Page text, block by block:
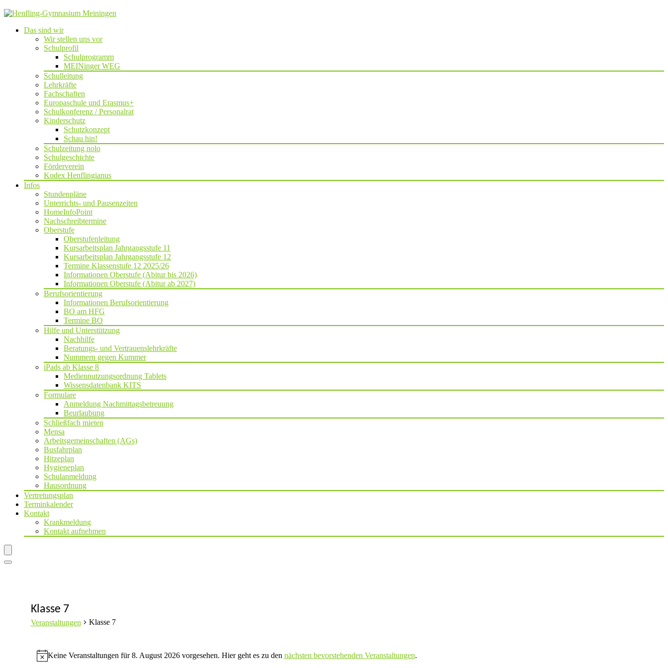
Das sind wir
Wir stellen uns vor
Schulprofil
Schulprogramm
MEINinger WEG
Schulleitung
Lehrkräfte
Fachschaften
Europaschule und Erasmus+
Schulkonferenz / Personalrat
Kinderschutz
Schutzkonzept
Schau hin!
Schulzeitung nolo
Schulgeschichte
Förderverein
Kodex Henflingianus
Infos
Stundenpläne
Unterrichts- und Pausenzeiten
HomeInfoPoint
Nachschreibtermine
Oberstufe
Oberstufenleitung
Kursarbeitsplan Jahrgangsstufe 11
Kursarbeitsplan Jahrgangsstufe 12
Termine Klassenstufe 12 2025/26
Informationen Oberstufe (Abitur bis 2026)
Informationen Oberstufe (Abitur ab 2027)
Berufsorientierung
Informationen Berufsorientierung
BO am HFG
Termine BO
Hilfe und Unterstützung
Nachhilfe
Beratungs- und Vertrauenslehrkräfte
Nummern gegen Kummer
iPads ab Klasse 8
Mediennutzungsordnung Tablets
Wissensdatenbank KITS
Formulare
Anmeldung Nachmittagsbetreuung
Beurlaubung
Schließfach mieten
Mensa
Arbeitsgemeinschaften (AGs)
Busfahrplan
Hitzeplan
Hygieneplan
Schulanmeldung
Hausordnung
Vertretungsplan
Terminkalender
Kontakt
Krankmeldung
Kontakt aufnehmen
Klasse 7
Veranstaltungen Klasse 7
Veranstaltungen
für
Hinweis
Keine Veranstaltungen für 8. August 2026 vorgesehen. Hier geht es zu den nächsten bevorstehenden Veranstaltungen.